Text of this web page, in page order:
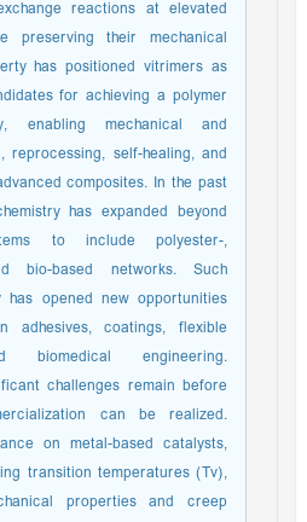
reactions at elevated
preserving their mechanical
has positioned vitrimers as
for achieving a polymer
enabling mechanical and
reprocessing, self-healing, and
composites. In the past
has expanded beyond
to include polyester-,
bio-based networks. Such
has opened new opportunities
adhesives, coatings, flexible
biomedical engineering.
challenges remain before
can be realized.
on metal-based catalysts,
transition temperatures (Tv),
properties and creep